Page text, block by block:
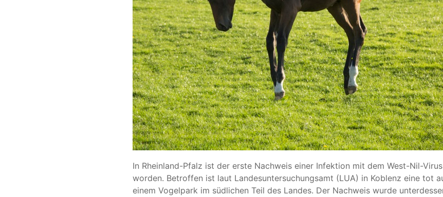
In Rheinland-Pfalz ist der erste Nachweis einer Infektion mit dem West-Nil-
worden. Betroffen ist laut Landesuntersuchungsamt (LUA) in Koblenz eine tot
einem Vogelpark im südlichen Teil des Landes. Der Nachweis wurde